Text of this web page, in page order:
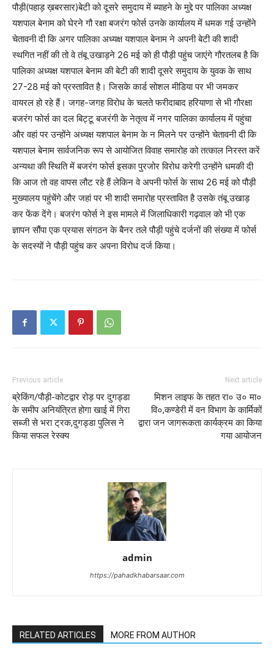
पौड़ी(पहाड़ ख़बरसार)बेटी को दूसरे समुदाय में ब्याहने के मुद्दे पर पालिका अध्यक्ष
यशपाल बेनाम को घेरने गौ रक्षा बजरंग फोर्स उनके कार्यालय में धमक गई उन्होंने
चेतावनी दी कि अगर पालिका अध्यक्ष यशपाल बेनाम ने अपनी बेटी की शादी
स्थगित नहीं की तो वे तंबू उखाड़ने 26 मई को ही पौड़ी पहुंच जाएंगे गौरतलब है कि
पालिका अध्यक्ष यशपाल बेनाम की बेटी की शादी दूसरे समुदाय के युवक के साथ
27-28 मई को प्रस्तावित है। जिसके कार्ड सोशल मीडिया पर भी जमकर
वायरल हो रहे हैं। जगह-जगह विरोध के चलते फरीदाबाद हरियाणा से भी गौरक्षा
बजरंग फोर्स का दल बिट्टू बजरंगी के नेतृत्व में नगर पालिका कार्यालय में पहुंचा
और वहां पर उन्होंने अध्यक्ष यशपाल बेनाम के न मिलने पर उन्होंने चेतावनी दी कि
यशपाल बेनाम सार्वजनिक रूप से आयोजित विवाह समारोह को तत्काल निरस्त करें
अन्यथा की स्थिति में बजरंग फोर्स इसका पुरजोर विरोध करेगी उन्होंने धमकी दी
कि आज तो वह वापस लौट रहे हैं लेकिन वे अपनी फोर्स के साथ 26 मई को पौड़ी
मुख्यालय पहुंचेंगे और जहां पर भी शादी समारोह प्रस्तावित है उसके तंबू उखाड़
कर फेंक देंगे। बजरंग फोर्स ने इस मामले में जिलाधिकारी गढ़वाल को भी एक
ज्ञापन सौंपा एक प्रयास संगठन के बैनर तले पौड़ी पहुंचे दर्जनों की संख्या में फोर्स
के सदस्यों ने पौड़ी पहुंच कर अपना विरोध दर्ज किया।
Previous article
ब्रेकिंग/पौड़ी-कोटद्वार रोड़ पर दुगड्डा
के समीप अनियंत्रित होगा खाई में गिरा
सब्जी से भरा ट्रक,दुगड्डा पुलिस ने
किया सफल रेस्क्य
Next article
मिशन लाइफ के तहत रा० उ० मा०
वि०,कण्डेरी में वन विभाग के कार्मिकों
द्वारा जन जागरूकता कार्यक्रम का किया
गया आयोजन
admin
https://pahadkhabarsaar.com
RELATED ARTICLES MORE FROM AUTHOR